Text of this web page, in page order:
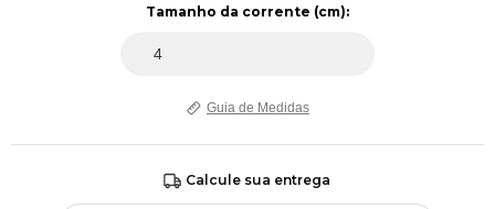
Tamanho da corrente (cm):
Guia de Medidas
Calcule sua entrega